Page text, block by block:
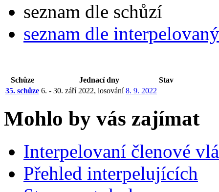
seznam dle schůzí
seznam dle
Schůze Jednací dny
Stav
35. schůze 6. - 30. září 2022, losování8. 9. 2022
Mohlo by vás zajímat
Interpelovaní členové
Přehled interpelujících